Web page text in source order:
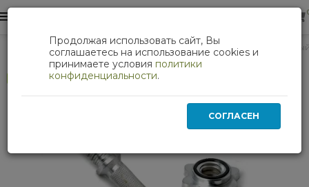
Силовые тренажеры Гриф гантельный
Продолжая использовать сайт, Вы
соглашаетесь на использование cookies и
принимаете условия политики
конфиденциальности.
СОГЛАСЕН